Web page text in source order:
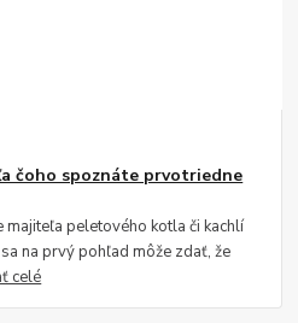
čoho spoznáte prvotriedne
peletového kotla či kachlí
na prvý pohľad môže zdať, že
celé